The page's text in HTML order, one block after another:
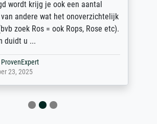
wordt krijg je ook een aantal
andere wat het onoverzichtelijk
zoek Ros = ook Rops, Rose etc).
duidt u ...
23, 2025